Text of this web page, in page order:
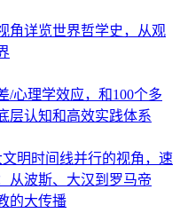
角详览世界哲学史，从观
/心理学效应，和100个多
层认知和高效实践体系
明时间线并行的视角，速
从波斯、大汉到罗马帝
的大传播